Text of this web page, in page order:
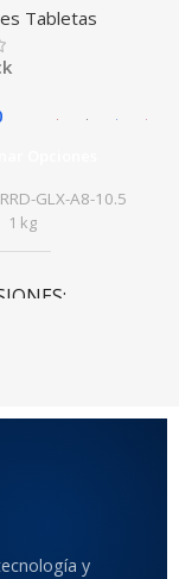
x205 Anti
soporte
Tabletas
GLX-A8-10.5
1 kg
y